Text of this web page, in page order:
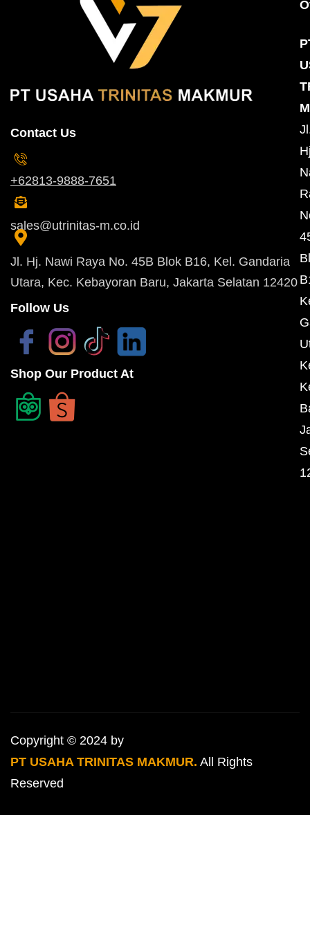
Contact Us
+62813-9888-7651
sales@utrinitas-m.co.id
Jl. Hj. Nawi Raya No. 45B Blok B16, Kel. Gandaria
Utara, Kec. Kebayoran Baru, Jakarta Selatan 12420
Follow Us
Shop Our Product At
Copyright © 2024 by
PT USAHA TRINITAS MAKMUR. All Rights
Reserved